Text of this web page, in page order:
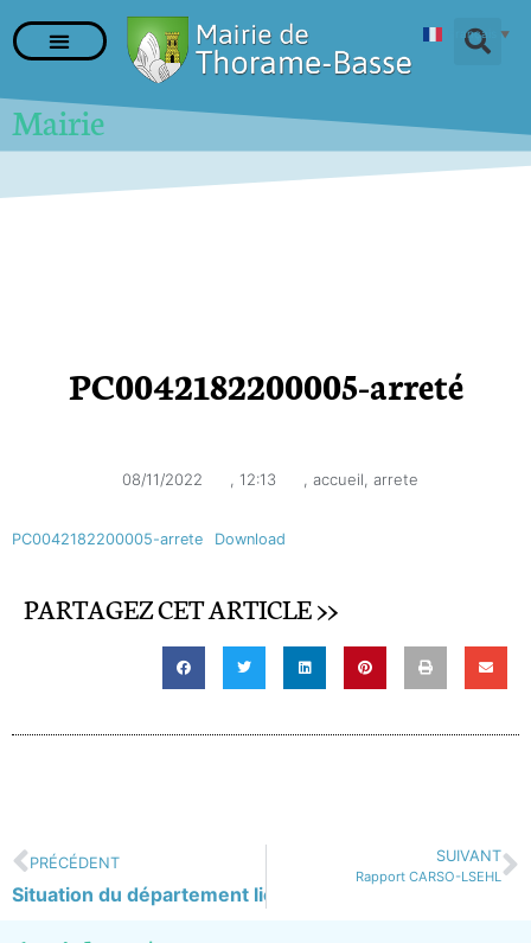
Mairie
PC0042182200005-arreté
08/11/2022 , 12:13 , accueil, arrete
PC0042182200005-arrete Download
PARTAGEZ CET ARTICLE >>
PRÉCÉDENT
Situation du département liée à la sécheresse
SUIVANT
Rapport CARSO-LSEHL
Français ▼